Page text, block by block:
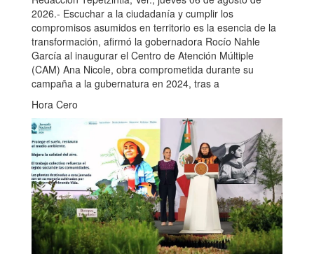
2026.- Escuchar a la ciudadanía y cumplir los
compromisos asumidos en territorio es la esencia de la
transformación, afirmó la gobernadora Rocío Nahle
García al inaugurar el Centro de Atención Múltiple
(CAM) Ana Nicole, obra comprometida durante su
campaña a la gubernatura en 2024, tras a
Hora Cero